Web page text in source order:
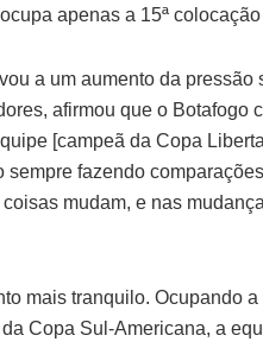
apenas a 15ª
a um aumento da
afirmou que o Botafogo
[campeã da Copa
sempre fazendo
mudam, e nas
mais tranquilo. Ocupando
Copa Sul-Americana, a